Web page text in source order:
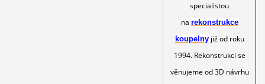
specialistou
na rekonstrukce
koupelny již od roku
1994. Rekonstrukci se
věnujeme od 3D návrhu